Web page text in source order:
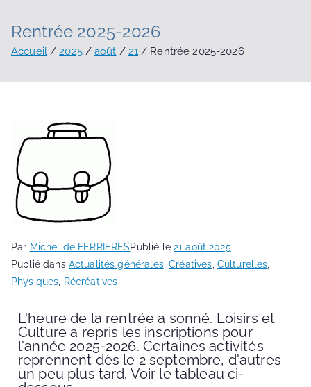
Rentrée 2025-2026
Accueil 2025 août 21 Rentrée 2025-2026
Par Michel de FERRIERESPublié le 21 août 2025
Publié dans Actualités générales,Créatives, Culturelles,
Physiques, Récréatives
L'heure de la rentrée a sonné. Loisirs et
Culture a repris les inscriptions pour
l'année 2025-2026. Certaines activités
reprennent dès le 2 septembre, d'autres
un peu plus tard. Voir le tableau ci-